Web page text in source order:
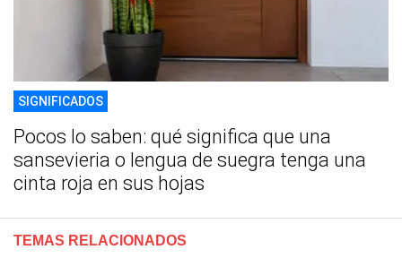
SIGNIFICADOS
Pocos lo saben: qué significa que una
sansevieria o lengua de suegra tenga una
cinta roja en sus hojas
TEMAS RELACIONADOS